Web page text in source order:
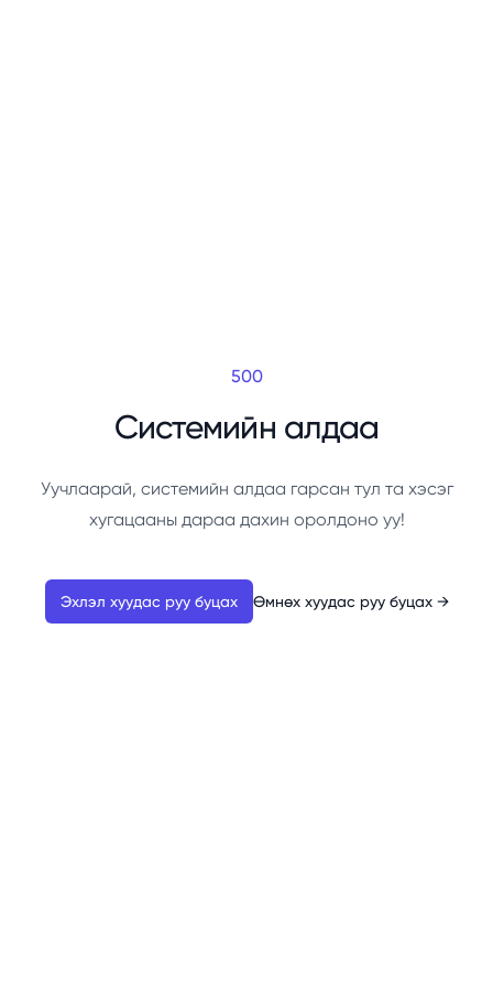
500
Системийн алдаа
Уучлаарай, системийн алдаа гарсан тул та хэсэг
хугацааны дараа дахин оролдоно уу!
Эхлэл хуудас руу буцах Өмнөх хуудас руу буцах →